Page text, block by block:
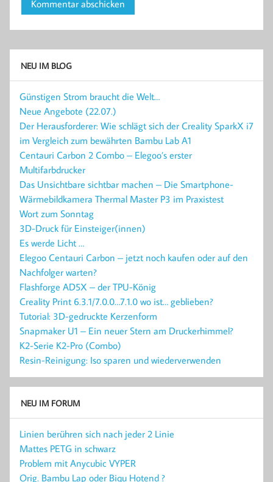
NEU IM BLOG
Günstigen Strom braucht die Welt…
Neue Angebote (22.07.)
Der Herausforderer: Wie schlägt sich der Creality SparkX i7
im Vergleich zum bewährten Bambu Lab A1
Centauri Carbon 2 Combo – Elegoo’s erster
Multifarbdrucker
Das Unsichtbare sichtbar machen – Die Smartphone-
Wärmebildkamera Thermal Master P3 im Praxistest
Wort zum Sonntag
3D-Druck für Einsteiger(innen)
Es werde Licht …
Elegoo Centauri Carbon – jetzt noch kaufen oder auf den
Nachfolger warten?
Flashforge AD5X – der TPU-König
Creality Print 6.3.1/7.0.0…7.1.0 wo ist… geblieben?
Tutorial: 3D-gedruckte Kerzenform
Snapmaker U1 – Ein neuer Stern am Druckerhimmel?
K2-Serie K2-Pro (Combo)
Resin-Reinigung: Iso sparen und wiederverwenden
NEU IM FORUM
Linien berühren sich nach jeder 2 Linie
Mattes PETG in schwarz
Problem mit Anycubic VYPER
Orig. Bambu Lap oder Biqu Hotend ?